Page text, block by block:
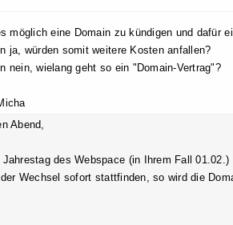
möglich eine Domain zu kündigen und dafür
ja, würden somit weitere Kosten anfallen?
nein, wielang geht so ein "Domain-Vertrag"?
Abend,
Jahrestag des Webspace (in Ihrem Fall
Wechsel sofort stattfinden, so wird die